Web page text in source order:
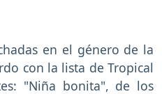
en el género de la
con la lista de Tropical
"Niña bonita", de los